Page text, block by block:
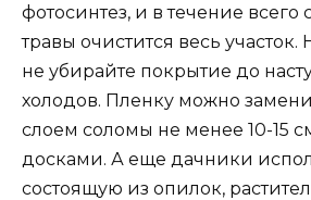
фотосинтез, и в течение всего
травы очистится весь
не убирайте покрытие до
холодов. Пленку можно
слоем соломы не менее 10-15
досками. А еще дачники
состоящую из опилок,